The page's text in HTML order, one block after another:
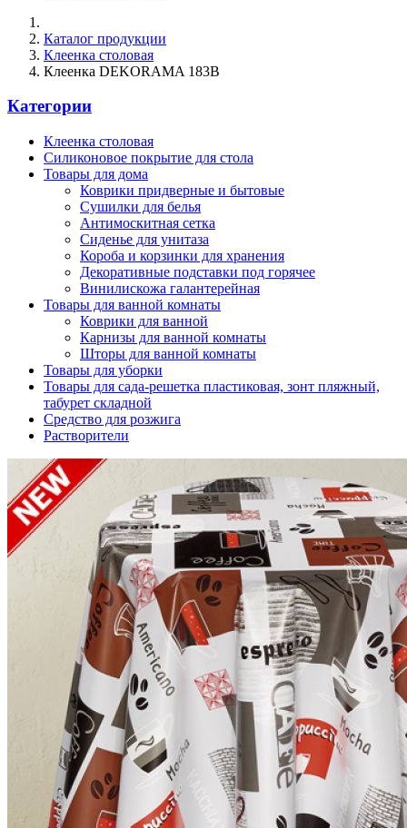
Каталог продукции
Клеенка столовая
Клеенка DEKORAMA 183B
Категории
Клеенка столовая
Силиконовое покрытие для стола
Товары для дома
Коврики придверные и бытовые
Сушилки для белья
Антимоскитная сетка
Сиденье для унитаза
Короба и корзинки для хранения
Декоративные подставки под горячее
Винилискожа галантерейная
Товары для ванной комнаты
Коврики для ванной
Карнизы для ванной комнаты
Шторы для ванной комнаты
Товары для уборки
Товары для сада-решетка пластиковая, зонт пляжный,
табурет складной
Средство для розжига
Растворители